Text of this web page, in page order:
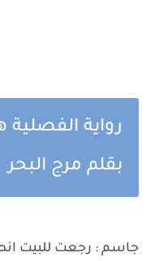
رواية
بقلم مرج البحر
جاسم : رجعت للبيت